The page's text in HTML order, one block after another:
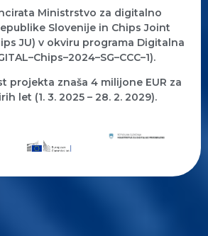
Ministrstvo za digitalno
Slovenije in Chips Joint
JU) v okviru programa Digitalna
projekta znaša 4 milijone EUR za
let (1. 3. 2025 – 28. 2. 2029).